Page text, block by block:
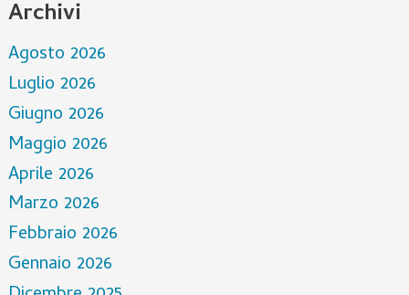
Archivi
Agosto 2026
Luglio 2026
Giugno 2026
Maggio 2026
Aprile 2026
Marzo 2026
Febbraio 2026
Gennaio 2026